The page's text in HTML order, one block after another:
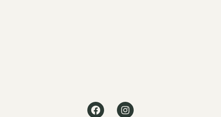
FacebookInstagram